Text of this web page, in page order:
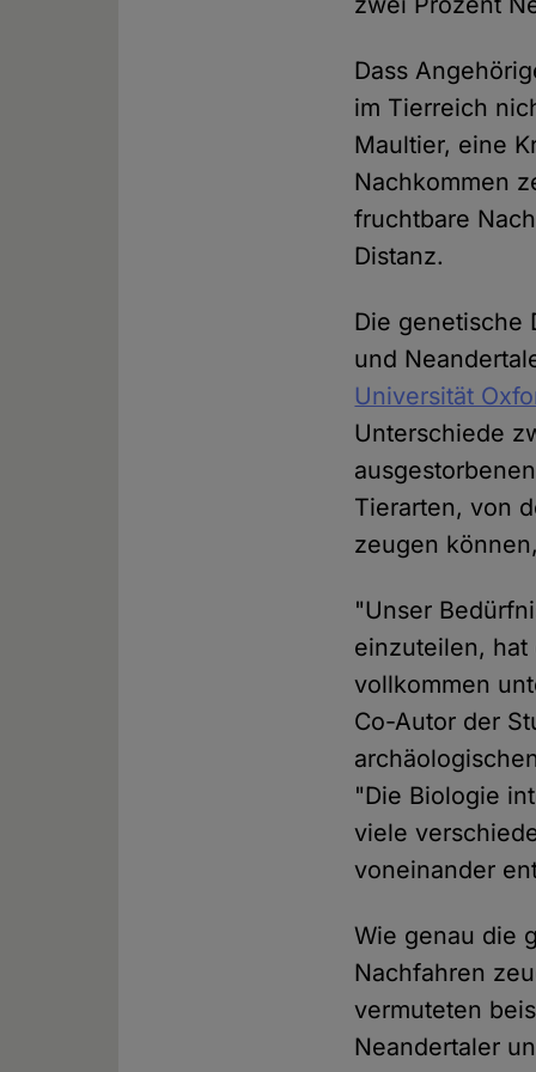
Dass
im Tierreich
Maultier, eine
Nachkommen
fruchtbare
Distanz.
Die genetische
und
Universität
Unterschiede
Tierarten, von
zeugen
"Unser
einzuteilen, hat
vollkommen
Co-Autor der
"Die Biologie
viele
voneinander
Wie genau die
Nachfahren
vermuteten
Neandertaler